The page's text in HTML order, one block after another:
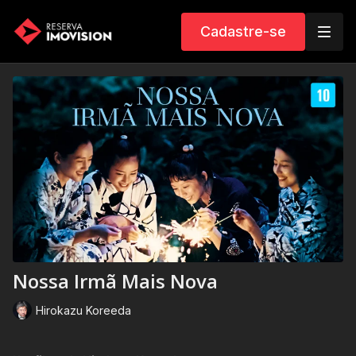
Cadastre-se
Nossa Irmã Mais Nova
Hirokazu Koreeda